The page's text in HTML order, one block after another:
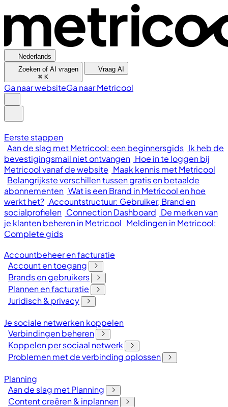
Nederlands
Zoeken of AI vragen
⌘ K
Vraag AI
Ga naar websiteGa naar Metricool
Eerste stappen
Aan de slag met Metricool: een beginnersgids Ik heb de
bevestigingsmail niet ontvangen Hoe in te loggen bij
Metricool vanaf de website Maak kennis met Metricool
Belangrijkste verschillen tussen gratis en betaalde
abonnementen Wat is een Brand in Metricool en hoe
werkt het? Accountstructuur: Gebruiker, Brand en
socialprofielen Connection Dashboard De merken van
je klanten beheren in Metricool Meldingen in Metricool:
Complete gids
Accountbeheer en facturatie
Account en toegang
Brands en gebruikers
Plannen en facturatie
Juridisch & privacy
Je sociale netwerken koppelen
Verbindingen beheren
Koppelen per sociaal netwerk
Problemen met de verbinding oplossen
Planning
Aan de slag met Planning
Content creëren & inplannen